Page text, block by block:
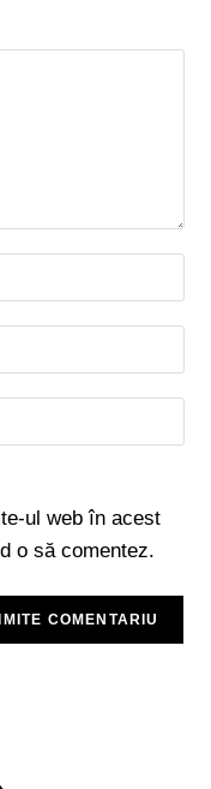
ul web în acest
o să comentez.